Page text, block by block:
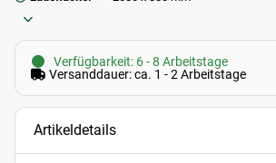
Verfügbarkeit: 6 - 8 Arbeitstage
Versanddauer: ca. 1 - 2 Arbeitstage
Artikeldetails